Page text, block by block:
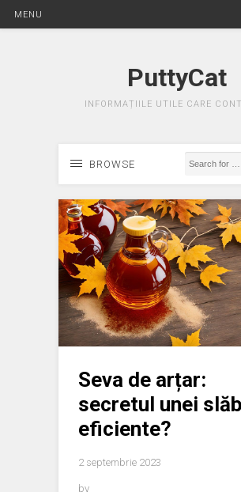
MENU
PuttyCat
INFORMAȚIILE UTILE CARE
BROWSE
Seva de arțar:
secretul unei
eficiente?
2 septembrie 2023
by